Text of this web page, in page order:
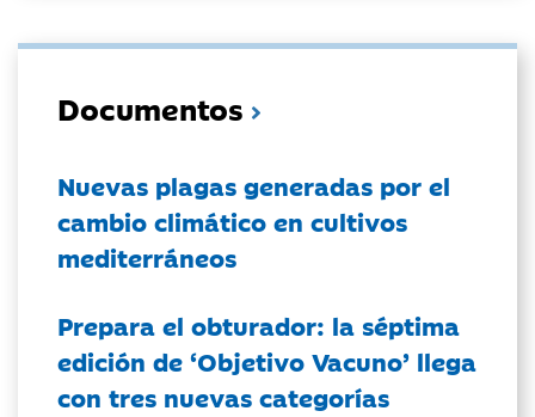
Documentos
Nuevas plagas generadas por el
cambio climático en cultivos
mediterráneos
Prepara el obturador: la séptima
edición de ‘Objetivo Vacuno’ llega
con tres nuevas categorías